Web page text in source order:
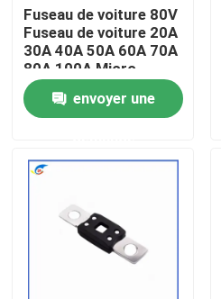
Contrôle de la qualité
Nous contacter
Nouvelles
Les affaires
Fuseau de voiture 80V
Fuseau de voiture 20A
30A 40A 50A 60A 70A
80A 100A Micro-
fuseau
envoyer une